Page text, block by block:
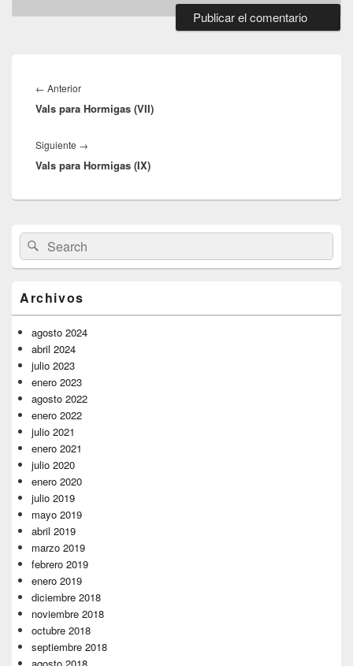
de
entradas
← AnteriorEntrada
anterior:
Vals para Hormigas (VII)
Siguiente →
siguiente:
Vals para Hormigas (IX)
área
de
widget
lateral
primaria
Buscar
por:
Buscar
Archivos
agosto 2024
abril 2024
julio 2023
enero 2023
agosto 2022
enero 2022
julio 2021
enero 2021
julio 2020
enero 2020
julio 2019
mayo 2019
abril 2019
marzo 2019
febrero 2019
enero 2019
diciembre 2018
noviembre 2018
octubre 2018
septiembre 2018